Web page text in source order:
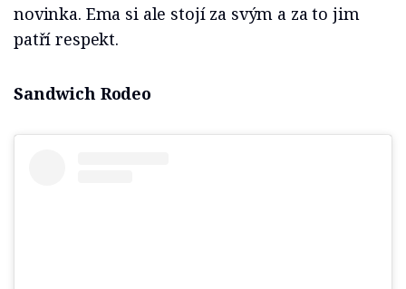
novinka. Ema si ale stojí za svým a za to jim
patří respekt.
Sandwich Rodeo